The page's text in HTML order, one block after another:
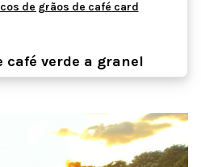
café verde a granel